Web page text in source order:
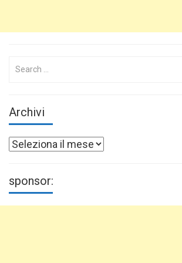
Search
Archivi
Archivi
sponsor: